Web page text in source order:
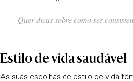
Quer dicas sobre como ser
Estilo de vida saudável
As suas escolhas de estilo de vida